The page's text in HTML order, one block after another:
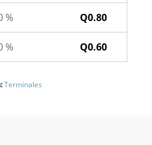
% Q0.80
% Q0.60
Terminales